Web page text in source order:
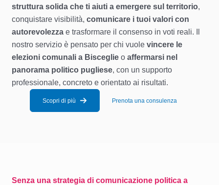
struttura solida che ti aiuti a emergere sul territorio,
conquistare visibilità, comunicare i tuoi valori con
autorevolezza e trasformare il consenso in voti reali. Il
nostro servizio è pensato per chi vuole vincere le
elezioni comunali a Bisceglie o affermarsi nel
panorama politico pugliese, con un supporto
professionale, concreto e orientato ai risultati.
Scopri di più Prenota una consulenza
Senza una strategia di comunicazione politica a